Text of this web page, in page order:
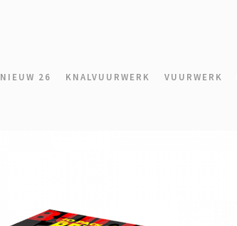
NIEUW 26 KNALVUURWERK VUURWERK